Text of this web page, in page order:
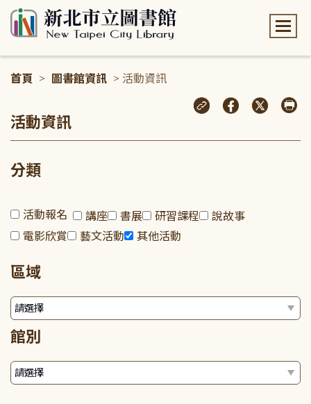
首頁 > 圖書館資訊 > 活動資訊
活動資訊
分類
活動報名 講座 書展 研習課程
說故事
電影欣賞
藝文活動 其他活動
區域
館別